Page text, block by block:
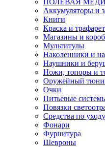
ПОЛЕВАЯ
Аккумуляторы и
Книги
Краска и
Магазины и
Мультитулы
Наколенники и
Наушники и
Ножи, топоры и
Оружейный
Очки
Питьевые
Повязки
Средства по
Фонари
Фурнитура
Шевроны